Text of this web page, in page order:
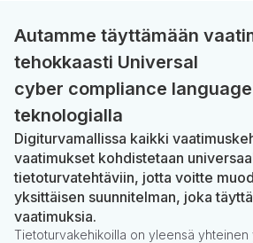
Autamme täyttämään
tehokkaasti Universal
cyber compliance
teknologialla
Digiturvamallissa kaikki
vaatimukset kohdistetaan
tietoturvatehtäviin, jotta voitte
yksittäisen suunnitelman, joka
vaatimuksia.
Tietoturvakehikoilla on yleensä yhteinen